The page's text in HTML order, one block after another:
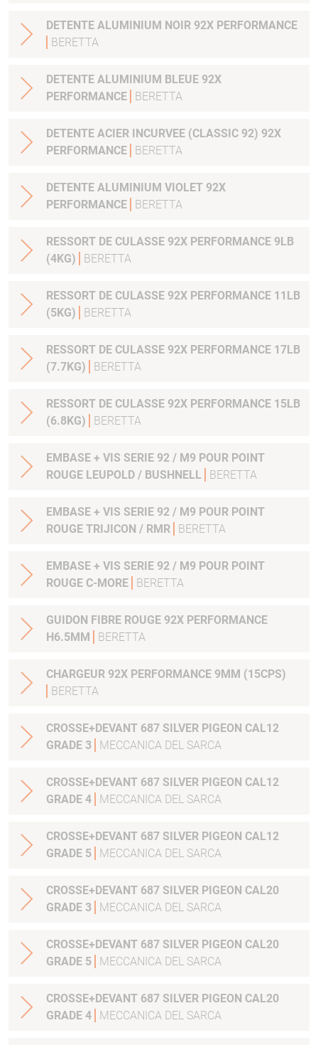
DETENTE ALUMINIUM NOIR 92X PERFORMANCE
BERETTA
DETENTE ALUMINIUM BLEUE 92X
PERFORMANCE
BERETTA
DETENTE ACIER INCURVEE (CLASSIC 92) 92X
PERFORMANCE
BERETTA
DETENTE ALUMINIUM VIOLET 92X
PERFORMANCE
BERETTA
RESSORT DE CULASSE 92X PERFORMANCE 9LB
(4KG)
BERETTA
RESSORT DE CULASSE 92X PERFORMANCE 11LB
(5KG)
BERETTA
RESSORT DE CULASSE 92X PERFORMANCE 17LB
(7.7KG)
BERETTA
RESSORT DE CULASSE 92X PERFORMANCE 15LB
(6.8KG)
BERETTA
EMBASE + VIS SERIE 92 / M9 POUR POINT
ROUGE LEUPOLD / BUSHNELL
BERETTA
EMBASE + VIS SERIE 92 / M9 POUR POINT
ROUGE TRIJICON / RMR
BERETTA
EMBASE + VIS SERIE 92 / M9 POUR POINT
ROUGE C-MORE
BERETTA
GUIDON FIBRE ROUGE 92X PERFORMANCE
H6.5MM
BERETTA
CHARGEUR 92X PERFORMANCE 9MM (15CPS)
BERETTA
CROSSE+DEVANT 687 SILVER PIGEON CAL12
GRADE 3
MECCANICA DEL SARCA
CROSSE+DEVANT 687 SILVER PIGEON CAL12
GRADE 4
MECCANICA DEL SARCA
CROSSE+DEVANT 687 SILVER PIGEON CAL12
GRADE 5
MECCANICA DEL SARCA
CROSSE+DEVANT 687 SILVER PIGEON CAL20
GRADE 3
MECCANICA DEL SARCA
CROSSE+DEVANT 687 SILVER PIGEON CAL20
GRADE 5
MECCANICA DEL SARCA
CROSSE+DEVANT 687 SILVER PIGEON CAL20
GRADE 4
MECCANICA DEL SARCA